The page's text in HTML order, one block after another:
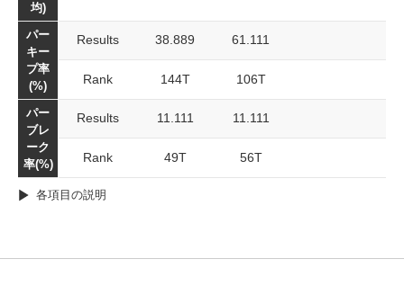
均)
パー
キー
プ率
(%)
Results 38.889 61.111
Rank 144T 106T
パー
ブレ
ーク
率(%)
Results 11.111 11.111
Rank 49T 56T
各項目の説明